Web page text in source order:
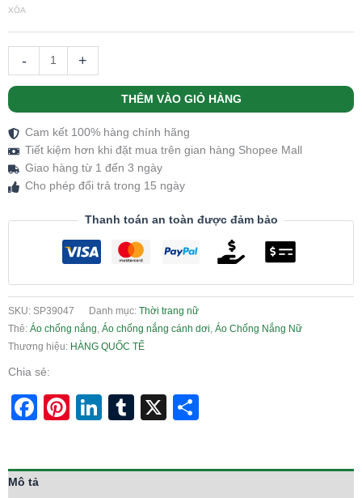
XÓA
- +
THÊM VÀO GIỎ HÀNG
Cam kết 100% hàng chính hãng
Tiết kiệm hơn khi đặt mua trên gian hàng Shopee Mall
Giao hàng từ 1 đến 3 ngày
Cho phép đổi trả trong 15 ngày
Thanh toán an toàn được đảm bảo
SKU: SP39047 Danh mục: Thời trang nữ
Thẻ: Áo chống nắng, Áo chống nắng cánh dơi, Áo Chống Nắng Nữ
Thương hiệu: HÀNG QUỐC TẾ
Chia sẻ:
Facebook
Pinterest
LinkedIn
Tumblr
X
Mô tả